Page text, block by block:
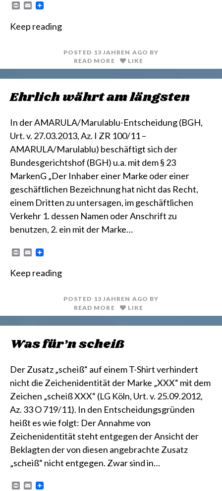
n
E
i
Keep reading
POSTED 13 JAHREN AGO BY
READ MORE
LIKE
Ehrlich währt am längsten
In der AMARULA/Marulablu-Entscheidung (BGH,
Urt. v. 27.03.2013, Az. I ZR 100/11 –
AMARULA/Marulablu) beschäftigt sich der
Bundesgerichtshof (BGH) u.a. mit dem § 23
MarkenG „Der Inhaber einer Marke oder einer
geschäftlichen Bezeichnung hat nicht das Recht,
einem Dritten zu untersagen, im geschäftlichen
Verkehr 1. dessen Namen oder Anschrift zu
benutzen, 2. ein mit der Marke…
P
n
E
i
Keep reading
POSTED 13 JAHREN AGO BY
READ MORE
LIKE
Was für’n scheiß
Der Zusatz „scheiß“ auf einem T-Shirt verhindert
nicht die Zeichenidentität der Marke „XXX“ mit dem
Zeichen „scheiß XXX“ (LG Köln, Urt. v. 25.09.2012,
Az. 33 O 719/11). In den Entscheidungsgründen
heißt es wie folgt: Der Annahme von
Zeichenidentität steht entgegen der Ansicht der
Beklagten der von diesen angebrachte Zusatz
„scheiß“ nicht entgegen. Zwar sind in…
P
E